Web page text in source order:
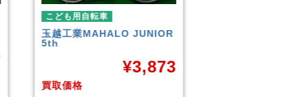
こども用自転車
GIANTESCAPE JR
買取価格
¥ 9,961